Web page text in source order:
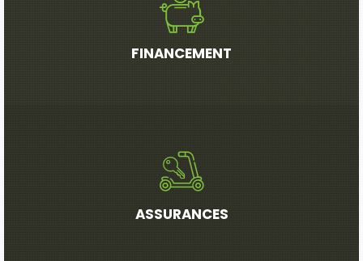
FINANCEMENT
ASSURANCES